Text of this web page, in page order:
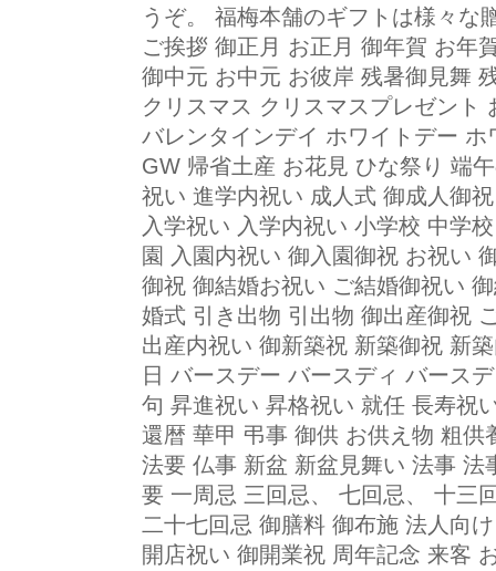
うぞ。 福梅本舗のギフトは様々な
ご挨拶 御正月 お正月 御年賀 お年
御中元 お中元 お彼岸 残暑御見舞
クリスマス クリスマスプレゼント
バレンタインデイ ホワイトデー
GW 帰省土産 お花見 ひな祭り 端
祝い 進学内祝い 成人式 御成人御
入学祝い 入学内祝い 小学校 中学
園 入園内祝い 御入園御祝 お祝い
御祝 御結婚お祝い ご結婚御祝い
婚式 引き出物 引出物 御出産御祝
出産内祝い 御新築祝 新築御祝 新
日 バースデー バースディ バース
句 昇進祝い 昇格祝い 就任 長寿祝
還暦 華甲 弔事 御供 お供え物 粗
法要 仏事 新盆 新盆見舞い 法事
要 一周忌 三回忌、 七回忌、 十三
二十七回忌 御膳料 御布施 法人向
開店祝い 御開業祝 周年記念 来客